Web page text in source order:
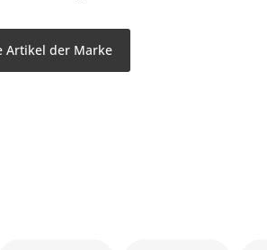
Artikel der Marke